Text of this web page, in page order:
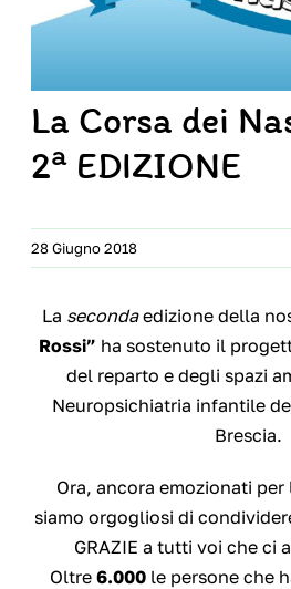
Contatti
La Corsa dei
2aEDIZIONE
28 Giugno 2018
La secondaedizione della
Rossi” ha sostenuto il
del reparto e degli spazi
Neuropsichiatria infantile
Brescia.
Ora, ancora emozionati
siamo orgogliosi di
GRAZIE a tutti voi che ci
Oltre 6.000le persone che